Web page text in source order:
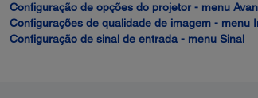
Configuração de opções do projetor - menu
Configurações de qualidade de imagem - menu
Configuração de sinal de entrada - menu Sinal